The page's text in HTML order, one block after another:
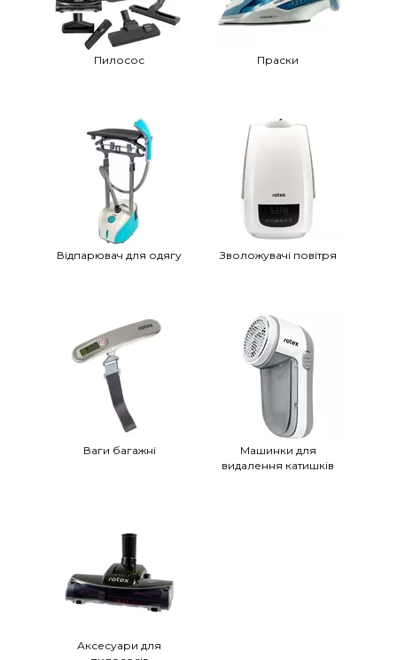
Пилосос Праски
Відпарювач для одягу Зволожувачі повітря
Ваги багажні
Машинки для
видалення катишків
Аксесуари для